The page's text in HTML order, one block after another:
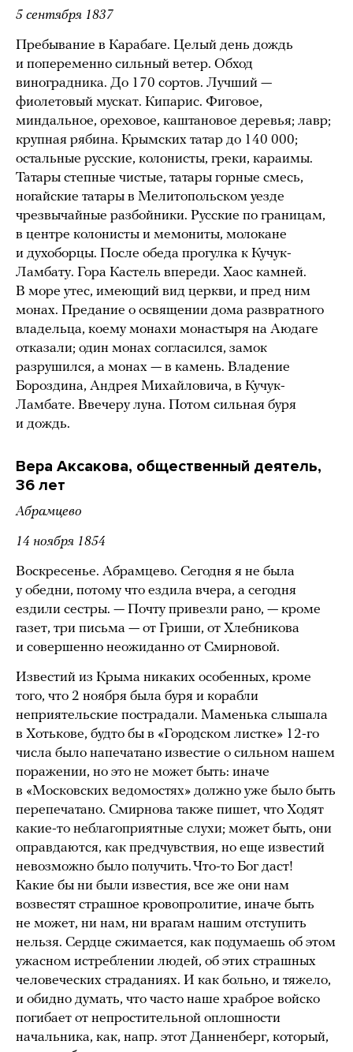
5 сентября 1837
Пребывание в Карабаге. Целый день дождь
и попеременно сильный ветер. Обход
виноградника. До 170 сортов. Лучший —
фиолетовый мускат. Кипарис. Фиговое,
миндальное, ореховое, каштановое деревья; лавр;
крупная рябина. Крымских татар до 140 000;
остальные русские, колонисты, греки, караимы.
Татары степные чистые, татары горные смесь,
ногайские татары в Мелитопольском уезде
чрезвычайные разбойники. Русские по границам,
в центре колонисты и мемониты, молокане
и духоборцы. После обеда прогулка к Кучук-
Ламбату. Гора Кастель впереди. Хаос камней.
В море утес, имеющий вид церкви, и пред ним
монах. Предание о освящении дома развратного
владельца, коему монахи монастыря на Аюдаге
отказали; один монах согласился, замок
разрушился, а монах — в камень. Владение
Бороздина, Андрея Михайловича, в Кучук-
Ламбате. Ввечеру луна. Потом сильная буря
и дождь.
Вера Аксакова, общественный деятель,
36 лет
Абрамцево
14 ноября 1854
Воскресенье. Абрамцево. Сегодня я не была
у обедни, потому что ездила вчера, а сегодня
ездили сестры. — Почту привезли рано, — кроме
газет, три письма — от Гриши, от Хлебникова
и совершенно неожиданно от Смирновой.
Известий из Крыма никаких особенных, кроме
того, что 2 ноября была буря и корабли
неприятельские пострадали. Маменька слышала
в Хотькове, будто бы в «Городском листке» 12-го
числа было напечатано известие о сильном нашем
поражении, но это не может быть: иначе
в «Московских ведомостях» должно уже было быть
перепечатано. Смирнова также пишет, что Ходят
какие-то неблагоприятные слухи; может быть, они
оправдаются, как предчувствия, но еще известий
невозможно было получить. Что-то Бог даст!
Какие бы ни были известия, все же они нам
возвестят страшное кровопролитие, иначе быть
не может, ни нам, ни врагам нашим отступить
нельзя. Сердце сжимается, как подумаешь об этом
ужасном истреблении людей, об этих страшных
человеческих страданиях. И как больно, и тяжело,
и обидно думать, что часто наше храброе войско
погибает от непростительной оплошности
начальника, как, напр. этот Данненберг, который,